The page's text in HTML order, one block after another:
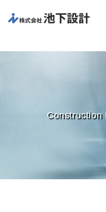
Construction